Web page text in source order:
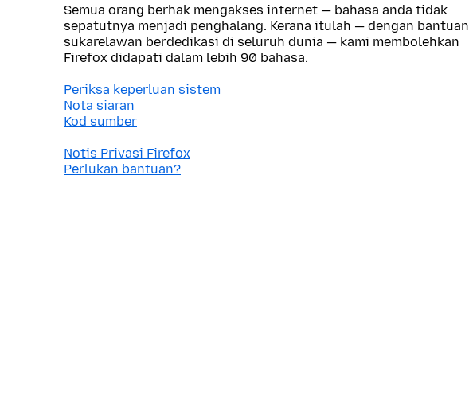
Semua orang berhak mengakses internet — bahasa anda tidak
sepatutnya menjadi penghalang. Kerana itulah — dengan bantuan
sukarelawan berdedikasi di seluruh dunia — kami membolehkan
Firefox didapati dalam lebih 90 bahasa.
Periksa keperluan sistem
Nota siaran
Kod sumber
Notis Privasi Firefox
Perlukan bantuan?